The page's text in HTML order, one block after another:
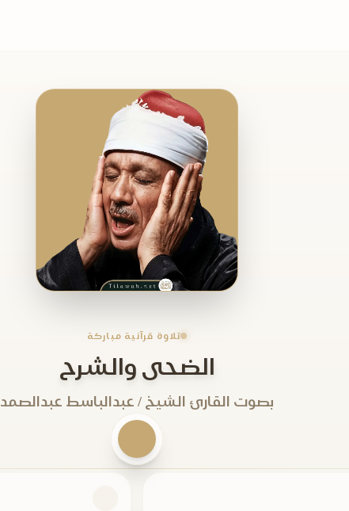
تلاوة قرآنية مباركة
الضحى والشرح
بصوت القارئ الشيخ / عبدالباسط عبدالصمد